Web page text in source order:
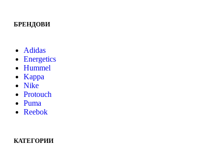
БРЕНДОВИ
Adidas
Energetics
Hummel
Kappa
Nike
Protouch
Puma
Reebok
КАТЕГОРИИ